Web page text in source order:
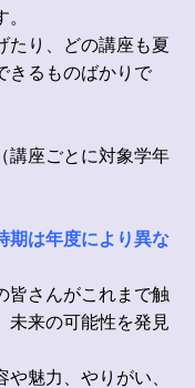
たり、どの講座も夏
きるものばかりで
講座ごとに対象学年
期は年度により異な
皆さんがこれまで触
未来の可能性を発見
魅力、やりがい、